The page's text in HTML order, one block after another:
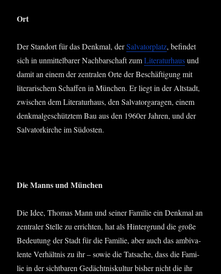
Ort
Der Stand­ort für das Denk­mal, derSal­va­tor­platz, befin­det
sich in unmit­tel­ba­rer Nach­bar­schaft zumLite­ra­tur­hausund
damit an einem der zen­tra­len Orte der Beschäf­ti­gung mit
lite­ra­ri­schem Schaf­fen in Mün­chen. Er liegt in der Alt­stadt,
zwi­schen dem Lite­ra­tur­haus, den Sal­vat­or­ga­ra­gen, einem
denk­mal­ge­schütz­tem Bau aus den 1960er Jah­ren, und der
Sal­va­tor­kir­che im Südosten.
Die Manns und München
Die Idee, Tho­mas Mann und sei­ner Fami­lie ein Denk­mal an
zen­tra­ler Stel­le zu errich­ten, hat als Hin­ter­grund die gro­ße
Bedeu­tung der Stadt für die Fami­lie, aber auch das ambi­va­
len­te Ver­hält­nis zu ihr – sowie die Tat­sa­che, dass die Fami­
lie in der sicht­ba­ren Gedächt­nis­kul­tur bis­her nicht die ihr